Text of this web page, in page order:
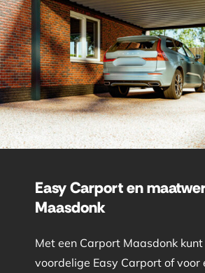
Easy Carport en
Maasdonk
Met een Carport Maasdonk
voordelige Easy Carport of voor